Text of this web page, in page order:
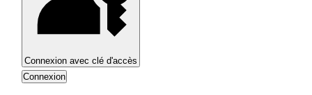
Connexion avec clé d'accès
Connexion